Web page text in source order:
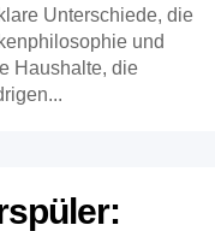
Unterschiede, die
und
Haushalte, die